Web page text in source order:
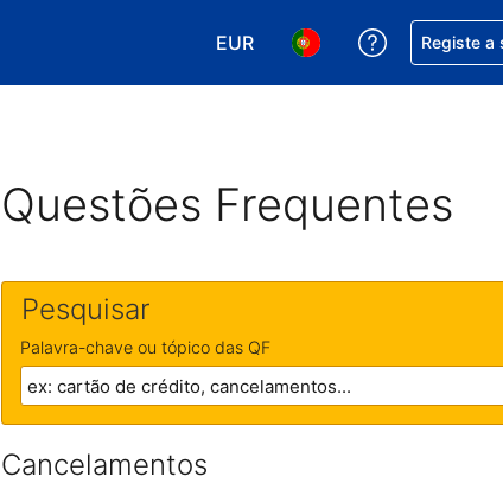
EUR
Escolha a sua moeda. A sua
Escolha o seu
Obtenha
Registe a
Questões Frequentes
Pesquisar
Palavra-chave ou tópico das QF
Cancelamentos